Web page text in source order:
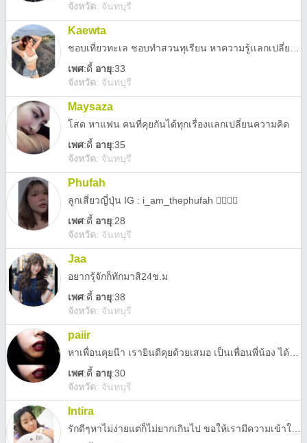
จังหวัด: จันทบุรี
Kaewta
เพศ:ดี้ อายุ:33
จังหวัด: จันทบุรี
Maysaza
โสด หาแฟน คนที่คุยกันได้ทุกเรื่องแลกเปลี่ยนความคิด
เพศ:ดี้ อายุ:35
จังหวัด: จันทบุรี
Phufah
ลูกเสี่ยวญี่ปุ่น IG : i_am_thephufah 🏳️‍🌈🇰🇷
เพศ:ดี้ อายุ:28
จังหวัด: จันทบุรี
Jaa
อยากรุ้จักก็ทักมาสิ24ช.ม
เพศ:ดี้ อายุ:38
จังหวัด: จันทบุรี
paiir
เพศ:ดี้ อายุ:30
จังหวัด: จันทบุรี
Intira